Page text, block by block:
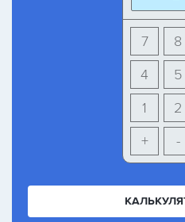
8
7
5
4
2
1
+
-